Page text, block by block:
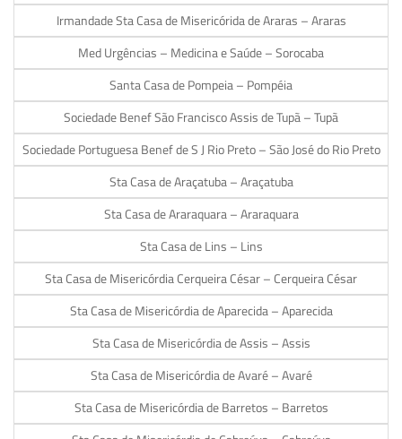
Irmandade Sta Casa de Misericórida de Araras – Araras
Med Urgências – Medicina e Saúde – Sorocaba
Santa Casa de Pompeia – Pompéia
Sociedade Benef São Francisco Assis de Tupã – Tupã
Sociedade Portuguesa Benef de S J Rio Preto – São José do Rio Preto
Sta Casa de Araçatuba – Araçatuba
Sta Casa de Araraquara – Araraquara
Sta Casa de Lins – Lins
Sta Casa de Misericórdia Cerqueira César – Cerqueira César
Sta Casa de Misericórdia de Aparecida – Aparecida
Sta Casa de Misericórdia de Assis – Assis
Sta Casa de Misericórdia de Avaré – Avaré
Sta Casa de Misericórdia de Barretos – Barretos